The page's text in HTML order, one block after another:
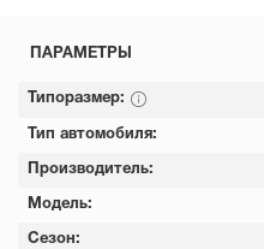
ПАРАМЕТРЫ
Типоразмер:
Тип автомобиля:
Производитель:
Модель:
Сезон: